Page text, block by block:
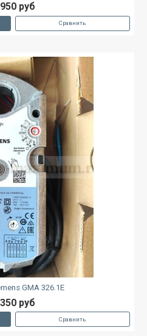
руб
Сравнить
GMA 326.1E
руб
Сравнить